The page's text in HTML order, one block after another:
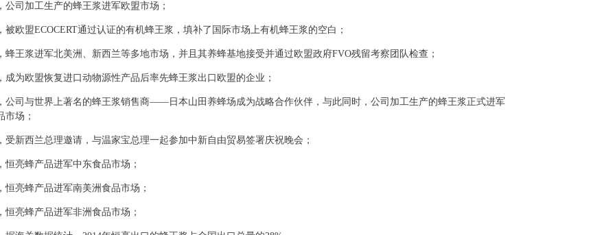
公司加工生产的蜂王浆进军欧盟市场；
被欧盟ECOCERT通过认证的有机蜂王浆，填补了国际市场上有机蜂王浆的空白；
蜂王浆进军北美洲、新西兰等多地市场，并且其养蜂基地接受并通过欧盟政府FVO残留考察团队检查；
成为欧盟恢复进口动物源性产品后率先蜂王浆出口欧盟的企业；
公司与世界上著名的蜂王浆销售商——日本山田养蜂场成为战略合作伙伴，与此同时，公司加工生产的蜂王浆正式进军
市场；
受新西兰总理邀请，与温家宝总理一起参加中新自由贸易签署庆祝晚会；
恒亮蜂产品进军中东食品市场；
恒亮蜂产品进军南美洲食品市场；
恒亮蜂产品进军非洲食品市场；